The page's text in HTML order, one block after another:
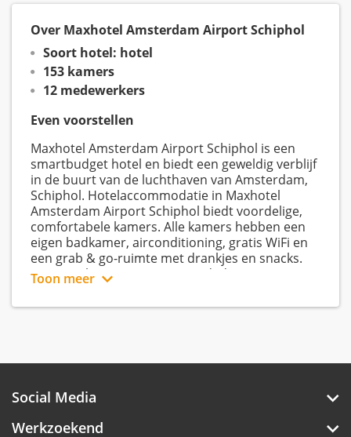
Over Maxhotel Amsterdam Airport Schiphol
Soort hotel: hotel
153 kamers
12 medewerkers
Even voorstellen
Maxhotel Amsterdam Airport Schiphol is een
smartbudget hotel en biedt een geweldig verblijf
in de buurt van de luchthaven van Amsterdam,
Schiphol. Hotelaccommodatie in Maxhotel
Amsterdam Airport Schiphol biedt voordelige,
comfortabele kamers. Alle kamers hebben een
eigen badkamer, airconditioning, gratis WiFi en
een grab & go-ruimte met drankjes en snacks.
Superior kamers zijn geüpgraded met vast
kamer. De slimme keuze voor zowel toeristen als
Employees als Happy Guest. Daar werken we
hard aan, gezelligheid én hard werken voeren de
boventoon in ons hotel. Wij hebben een
Toon meer
Social Media
Werkzoekend